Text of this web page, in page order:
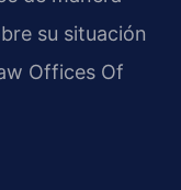
su situación
Offices Of